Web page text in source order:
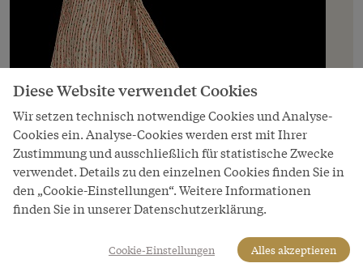
Diese Website verwendet Cookies
Wir setzen technisch notwendige Cookies und Analyse-
Cookies ein. Analyse-Cookies werden erst mit Ihrer
Zustimmung und ausschließlich für statistische Zwecke
verwendet. Details zu den einzelnen Cookies finden Sie in
den „Cookie-Einstellungen“. Weitere Informationen
finden Sie in unserer Datenschutzerklärung.
Cookie-Einstellungen Alles akzeptieren